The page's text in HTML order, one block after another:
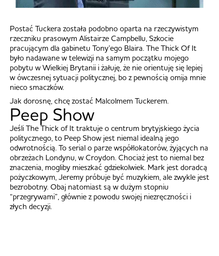
Postać Tuckera została podobno oparta na rzeczywistym
rzeczniku prasowym Alistairze Campbellu, Szkocie
pracującym dla gabinetu Tony’ego Blaira. The Thick Of It
było nadawane w telewizji na samym początku mojego
pobytu w Wielkiej Brytanii i żałuję, że nie orientuję się lepiej
w ówczesnej sytuacji politycznej, bo z pewnością omija mnie
nieco smaczków.
Jak dorosnę, chcę zostać Malcolmem Tuckerem.
Peep Show
Jeśli The Thick of It traktuje o centrum brytyjskiego życia
politycznego, to Peep Show jest niemal idealną jego
odwrotnością. To serial o parze współlokatorów, żyjących na
obrzeżach Londynu, w Croydon. Chociaż jest to niemal bez
znaczenia, mogliby mieszkać gdziekolwiek. Mark jest doradcą
pożyczkowym, Jeremy próbuje być muzykiem, ale zwykle jest
bezrobotny. Obaj natomiast są w dużym stopniu
“przegrywami”, głównie z powodu swojej niezręczności i
złych decyzji.